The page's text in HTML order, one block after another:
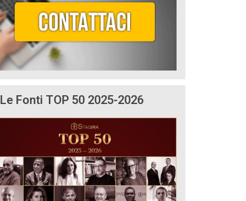
Le Fonti TOP 50 2025-2026